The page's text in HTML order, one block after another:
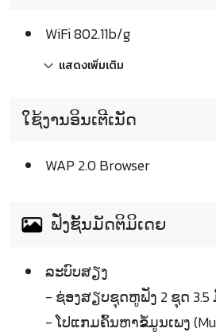
WiFi 802.11b/g
แสดงเพิ่มเติม
ໃຊ້ງານອິນເຕີເນັດ
WAP 2.0 Browser
ຟັ່ງຊັ້ນມັດຕິມິເດຍ
ລະບົບສຽງ
- ຊ່ອງສຽບຊຸດຫູຟັງ 2 ຊຸດ 3.5
- ໂປແກມຄົ້ນຫາຂໍ້ມູນເພງ